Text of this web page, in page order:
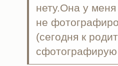
нету.Она у
не
(сегодня к